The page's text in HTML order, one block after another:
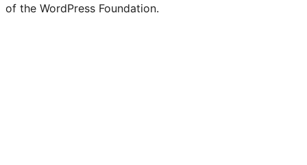
of the WordPress Foundation.